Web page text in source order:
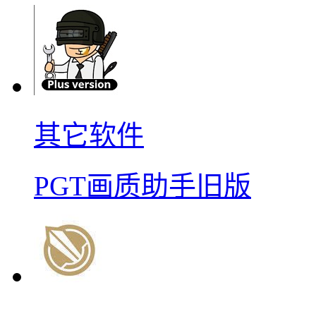
其它软件
PGT画质助手旧版